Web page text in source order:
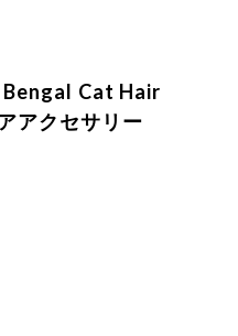
Cat Hair
アクセサリー